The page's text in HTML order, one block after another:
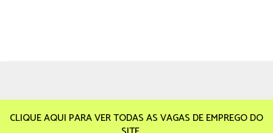
CLIQUE AQUI PARA VER TODAS AS VAGAS DE EMPREGO DO